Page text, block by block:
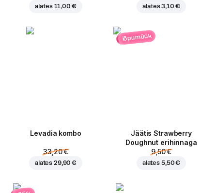
alates 11,00 € alates3,10 €
Levadia kombo
33,20 €
alates 29,90 €
lõpumüük
Jäätis Strawberry
Doughnut erihinnaga
9,50 €
alates 5,50 €